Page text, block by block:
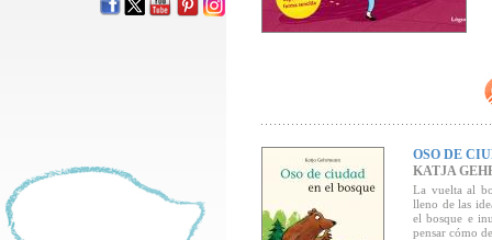
OSO DE
KATJA
La vuelta al
lleno de las
el bosque e
pensar cómo